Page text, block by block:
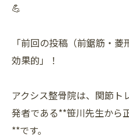
💪
「前回の投稿（前鋸筋・
効果的」！
アクシス整骨院は、関節ト
発者である**笹川先生から
**です。